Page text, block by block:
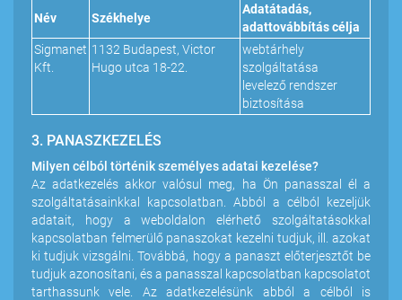
Név Székhelye
Adatátadás,
adattovábbítás célja
Sigmanet
Kft.
1132 Budapest, Victor
Hugo utca 18-22.
webtárhely
szolgáltatása
levelező rendszer
biztosítása
3. PANASZKEZELÉS
Milyen célból történik személyes adatai kezelése?
Az adatkezelés akkor valósul meg, ha Ön panasszal él a
szolgáltatásainkkal kapcsolatban. Abból a célból kezeljük
adatait, hogy a weboldalon elérhető szolgáltatásokkal
kapcsolatban felmerülő panaszokat kezelni tudjuk, ill. azokat
ki tudjuk vizsgálni. Továbbá, hogy a panaszt előterjesztőt be
tudjuk azonosítani, és a panasszal kapcsolatban kapcsolatot
tarthassunk vele. Az adatkezelésünk abból a célból is